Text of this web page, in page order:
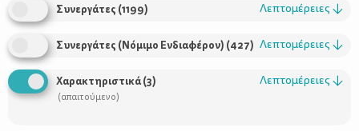
Χρήσιμοι Σύνδεσμοι
Συνεργάτες (1199) Λεπτομέρειες ↓
Συνεργάτες (Νόμιμο Ενδιαφέρον) (427) Λεπτομέρειες ↓
Χαρακτηριστικά(3)
(απαιτούμενο)
Λεπτομέρειες ↓